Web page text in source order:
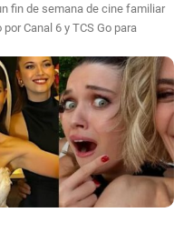
fin de semana de cine familiar
Canal 6 y TCS Go para